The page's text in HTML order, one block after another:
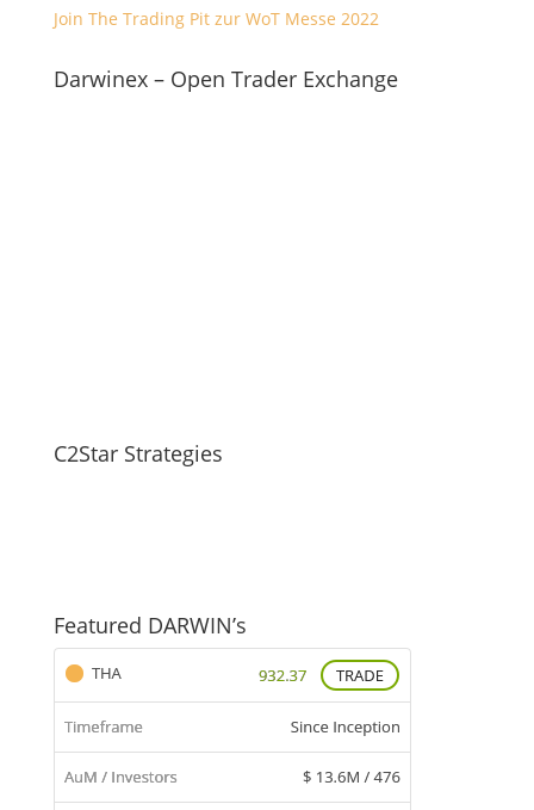
Join The Trading Pit zur WoT Messe 2022
Darwinex – Open Trader Exchange
C2Star Strategies
Featured DARWIN’s